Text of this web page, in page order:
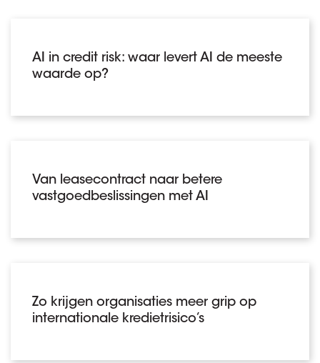
AI in credit risk: waar levert AI de meeste
waarde op?
Van leasecontract naar betere
vastgoedbeslissingen met AI
Zo krijgen organisaties meer grip op
internationale kredietrisico’s